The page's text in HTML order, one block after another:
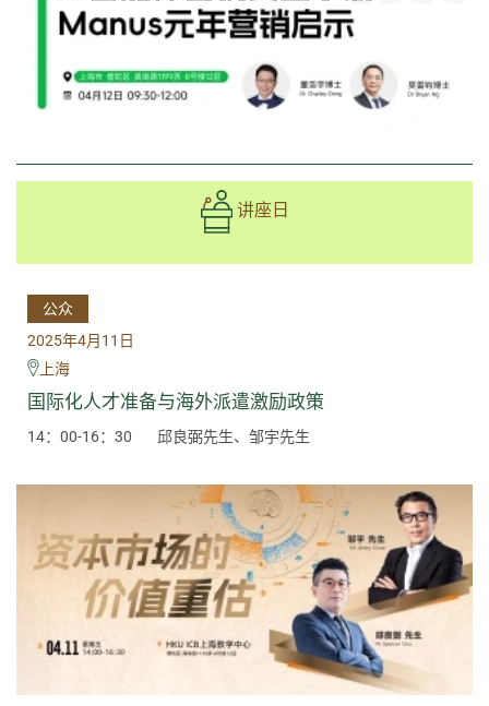
讲座日
公众
2025年4月11日
上海
国际化人才准备与海外派遣激励政策
14：00-16：30 邱良弼先生、邹宇先生